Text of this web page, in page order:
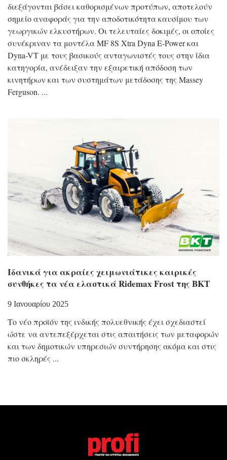
διεξάγονται βάσει καθορισμένων προτύπων, αποτελούν
σημείο αναφοράς για την αποδοτικότητα καυσίμου των
γεωργικών ελκυστήρων. Οι τελευταίες δοκιμές, οι οποίες
συνέκριναν τα μοντέλα MF 8S Xtra Dyna E-Power και
Dyna-VT με τους βασικούς ανταγωνιστές τους στην ίδια
κατηγορία, ανέδειξαν την εξαιρετική απόδοση των
κινητήρων και των συστημάτων μετάδοσης της Massey
Ferguson.
Ιδανικά για ακραίες χειμωνιάτικες καιρικές
συνθήκες τα νέα ελαστικά Ridemax Frost της BKT
9 Ιανουαρίου 2025
Το νέο προϊόν της ινδικής πολυεθνικής έχει σχεδιαστεί
ώστε να αντεπεξέρχεται στις απαιτήσεις των μεταφορών
και των δημοτικών υπηρεσιών συντήρησης ακόμα και στις
πιο σκληρές